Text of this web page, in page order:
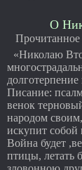
О
Прочитанное
«Николаю
Писание:
венок
народом
искупит собой
Война будет
птицы, летать